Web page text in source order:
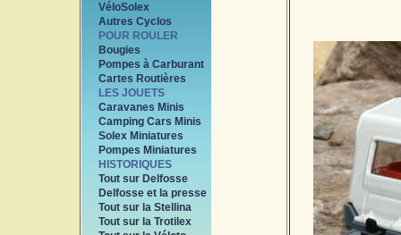
VéloSolex
Autres Cyclos
POUR ROULER
Bougies
Pompes à Carburant
Cartes Routières
LES JOUETS
Caravanes Minis
Camping Cars Minis
Solex Miniatures
Pompes Miniatures
HISTORIQUES
Tout sur Delfosse
Delfosse et la presse
Tout sur la Stellina
Tout sur la Trotilex